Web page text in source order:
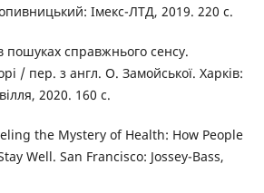
Імекс-ЛТД, 2019. 220 c.
справжнього сенсу.
/ пер. з англ. О. Замойської. Харків:
2020. 160 с.
the Mystery of Health: How People
Well. San Francisco: Jossey-Bass,